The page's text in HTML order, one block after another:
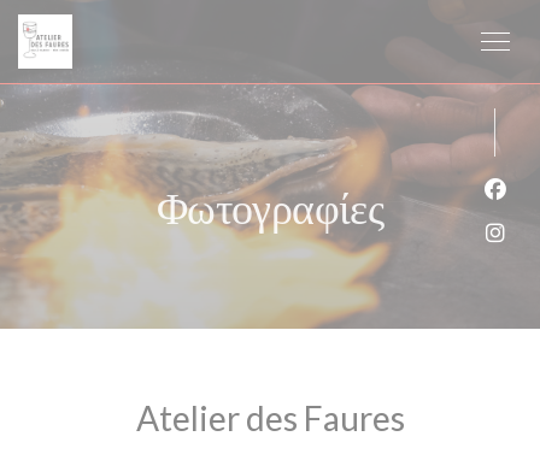
Πίνακας διαχείρισης "Μπισκότων" (Cookies)
Φωτογραφίες
Atelier des Faures